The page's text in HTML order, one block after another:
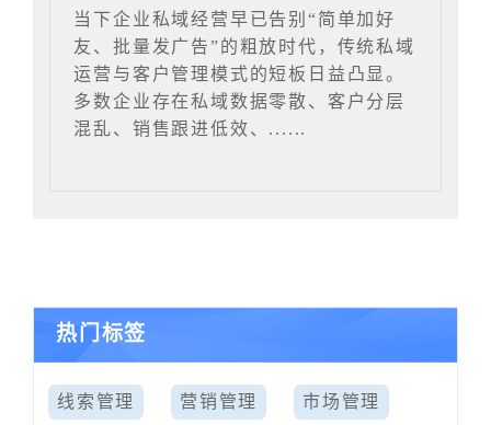
当下企业私域经营早已告别“简单加好
友、批量发广告”的粗放时代，传统私域
运营与客户管理模式的短板日益凸显。
多数企业存在私域数据零散、客户分层
混乱、销售跟进低效、......
热门标签
线索管理 营销管理 市场管理